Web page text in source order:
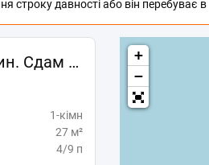
давності або він перебуває в
НАУ, или Метро 20мин. Сдам квартиру.
1-кімн
27 м²
4/9 п
+
−